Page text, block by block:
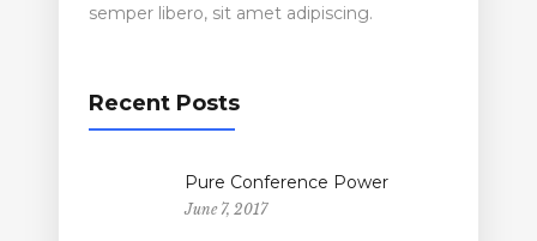
semper libero, sit amet adipiscing.
Recent Posts
Pure Conference Power
June 7, 2017